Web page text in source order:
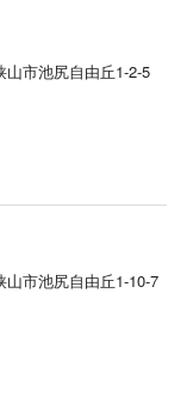
山市池尻自由丘1-2-5
山市池尻自由丘1-10-7